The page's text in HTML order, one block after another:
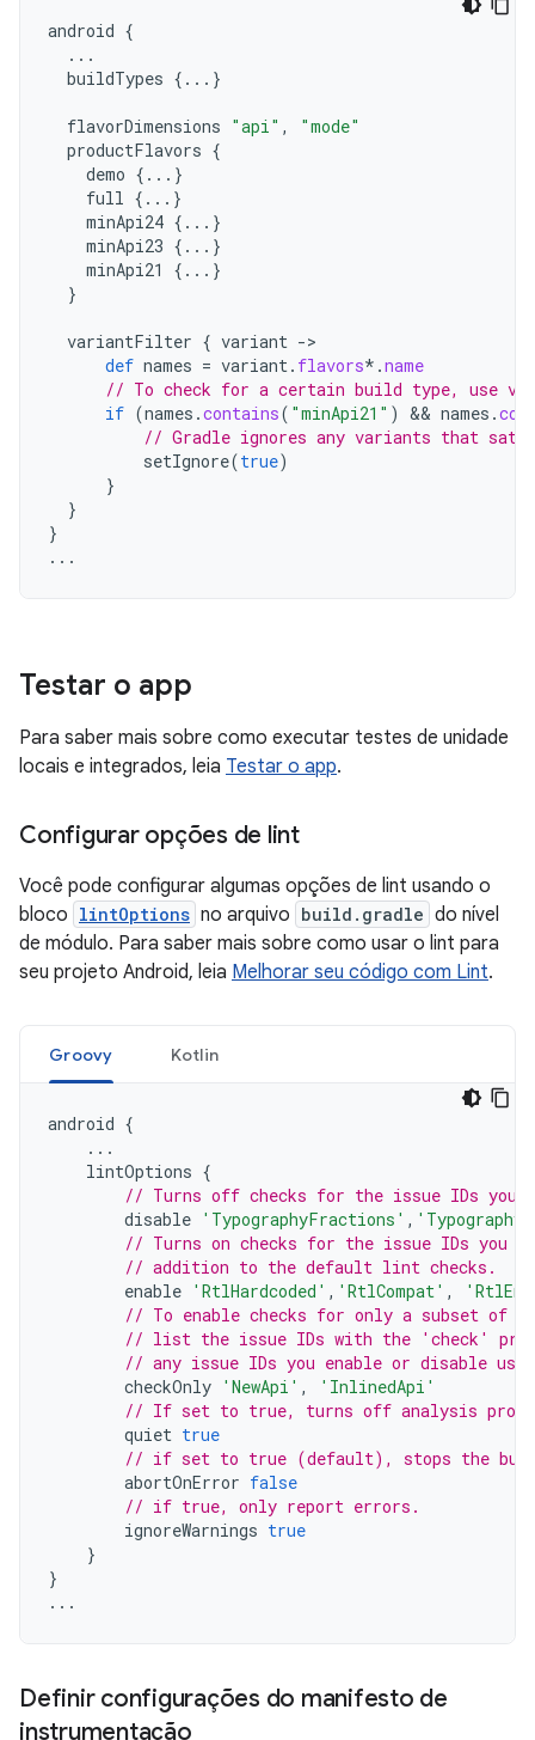
android {
...
buildTypes {...}
flavorDimensions "api" ,
"mode"
productFlavors {
demo {...}
full {...}
minApi24 {...}
minApi23 {...}
minApi21
{...}
}
variantFilter { variant ->
def names = variant. flavors*.name
// To check for a certain build type, use
if (names .contains( "minApi21" ) && names .
// Gradle ignores any variants that
setIgnore(true)
}
}
}
...
Testar o app
Para saber mais sobre como executar testes de unidade
locais e integrados, leia Testar o app.
Configurar opções de lint
Você pode configurar algumas opções de lint usando o
bloco lintOptions no arquivo build.gradle do nível
de módulo. Para saber mais sobre como usar o lint para
seu projeto Android, leia Melhorar seu código com Lint.
Groovy Kotlin
android {
...
lintOptions {
// Turns off checks for the issue IDs you
disable 'TypographyFractions' ,
// Turns on checks for the issue IDs you
// addition to the default lint checks.
enable 'RtlHardcoded' , 'RtlCompat' ,
// To enable checks for only a subset of
// list the issue IDs with the 'check'
// any issue IDs you enable or disable
checkOnly 'NewApi' ,
'InlinedApi'
// If set to true, turns off analysis
quiet true
// if set to true (default), stops the
abortOnError false
// if true, only report errors.
ignoreWarnings true
}
}
...
Definir configurações do manifesto de
instrumentação